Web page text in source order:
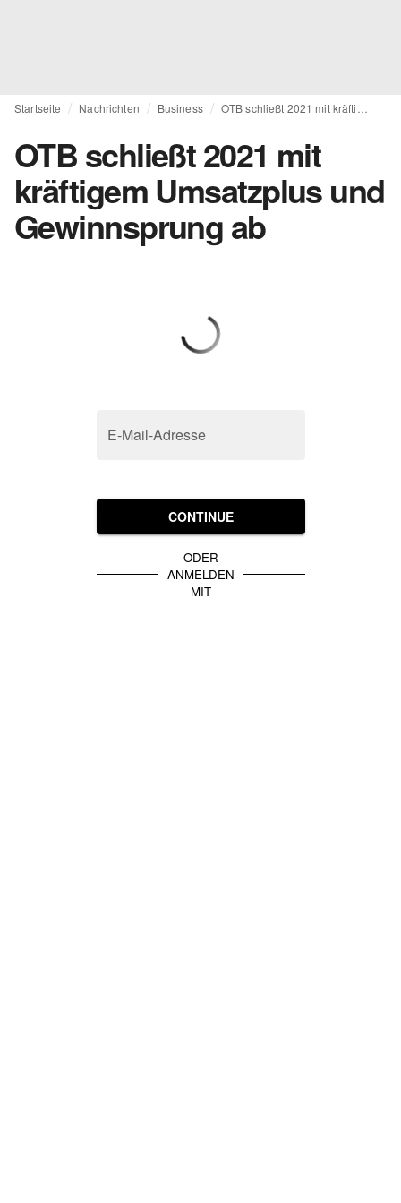
Startseite Nachrichten Business
OTB schließt 2021 mit
kräftigem Umsatzplus und
Gewinnsprung ab
E-Mail-Adresse
CONTINUE
ODER
ANMELDEN
MIT